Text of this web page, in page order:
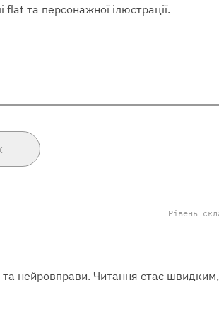
та персонажної ілюстрації.
Рівень
та нейровправи. Читання стає